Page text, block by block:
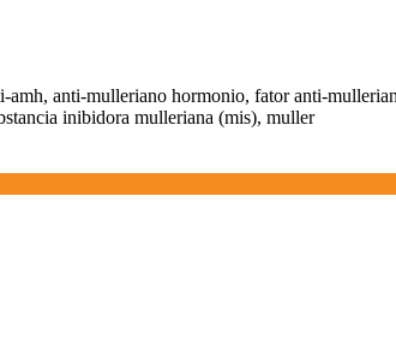
amh, anti-mulleriano hormonio, fator anti-
inibidora mulleriana (mis), muller